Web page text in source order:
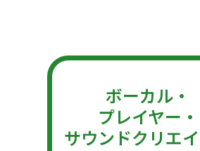
ボーカル・
プレイヤー・
サウンドクリエ